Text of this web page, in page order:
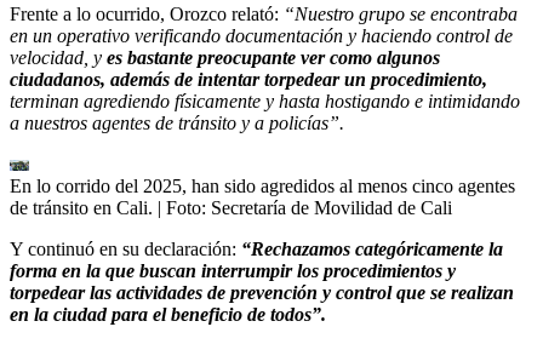
Frente a lo ocurrido, Orozco relató: “Nuestro grupo se encontraba
en un operativo verificando documentación y haciendo control de
velocidad, y es bastante preocupante ver como algunos
ciudadanos, además de intentar torpedear un procedimiento,
terminan agrediendo físicamente y hasta hostigando e intimidando
a nuestros agentes de tránsito y a policías”.
En lo corrido del 2025, han sido agredidos al menos cinco agentes
de tránsito en Cali. | Foto: Secretaría de Movilidad de Cali
Y continuó en su declaración: “Rechazamos categóricamente la
forma en la que buscan interrumpir los procedimientos y
torpedear las actividades de prevención y control que se realizan
en la ciudad para el beneficio de todos”.